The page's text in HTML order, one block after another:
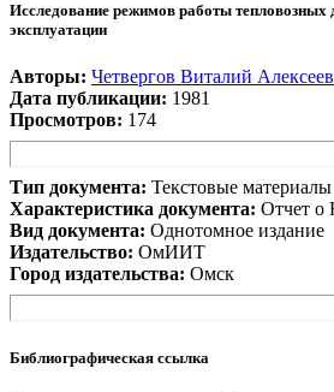
Исследование режимов работы тепловозных
эксплуатации
Авторы: Четвергов Виталий
Дата публикации: 1981
Просмотров: 174
Тип документа: Текстовые
Характеристика документа: Отчет
Вид документа: Однотомное издание
Издательство: ОмИИТ
Город издательства: Омск
Библиографическая ссылка